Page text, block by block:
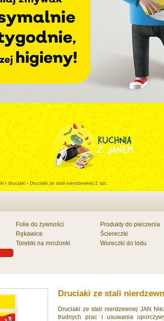
i druciaki › Druciaki ze stali nierdzewnej 2 szt.
Folie do żywności Produkty do pieczenia
Rękawice Ściereczki
Torebki na mrożonki Woreczki do lodu
Druciaki ze stali
Druciaki ze stali nierdzewnej JAN
trudnych prac i usuwania